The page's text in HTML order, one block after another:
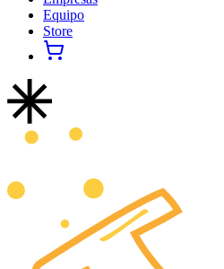
Equipo
Store